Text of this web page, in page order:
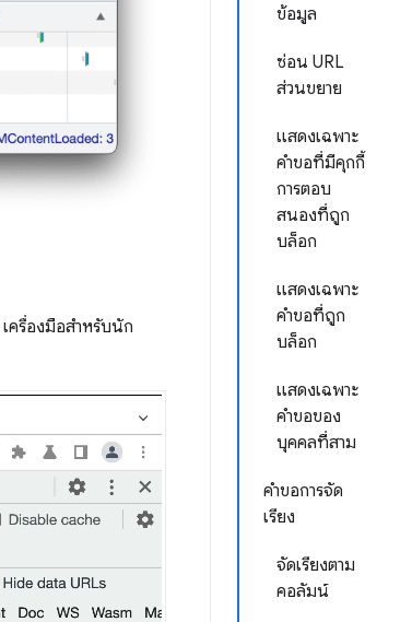
ข้อมูล
ซ่อน URL
ส่วนขยาย
แสดงเฉพาะ
คำขอที่มีคุกกี้
การตอบ
สนองที่ถูก
บล็อก
แสดงเฉพาะ
คำขอที่ถูก
บล็อก
แสดงเฉพาะ
คำขอของ
บุคคลที่สาม
คำขอการจัด
เรียง
จัดเรียงตาม
คอลัมน์
เครื่องมือสำหรับนัก